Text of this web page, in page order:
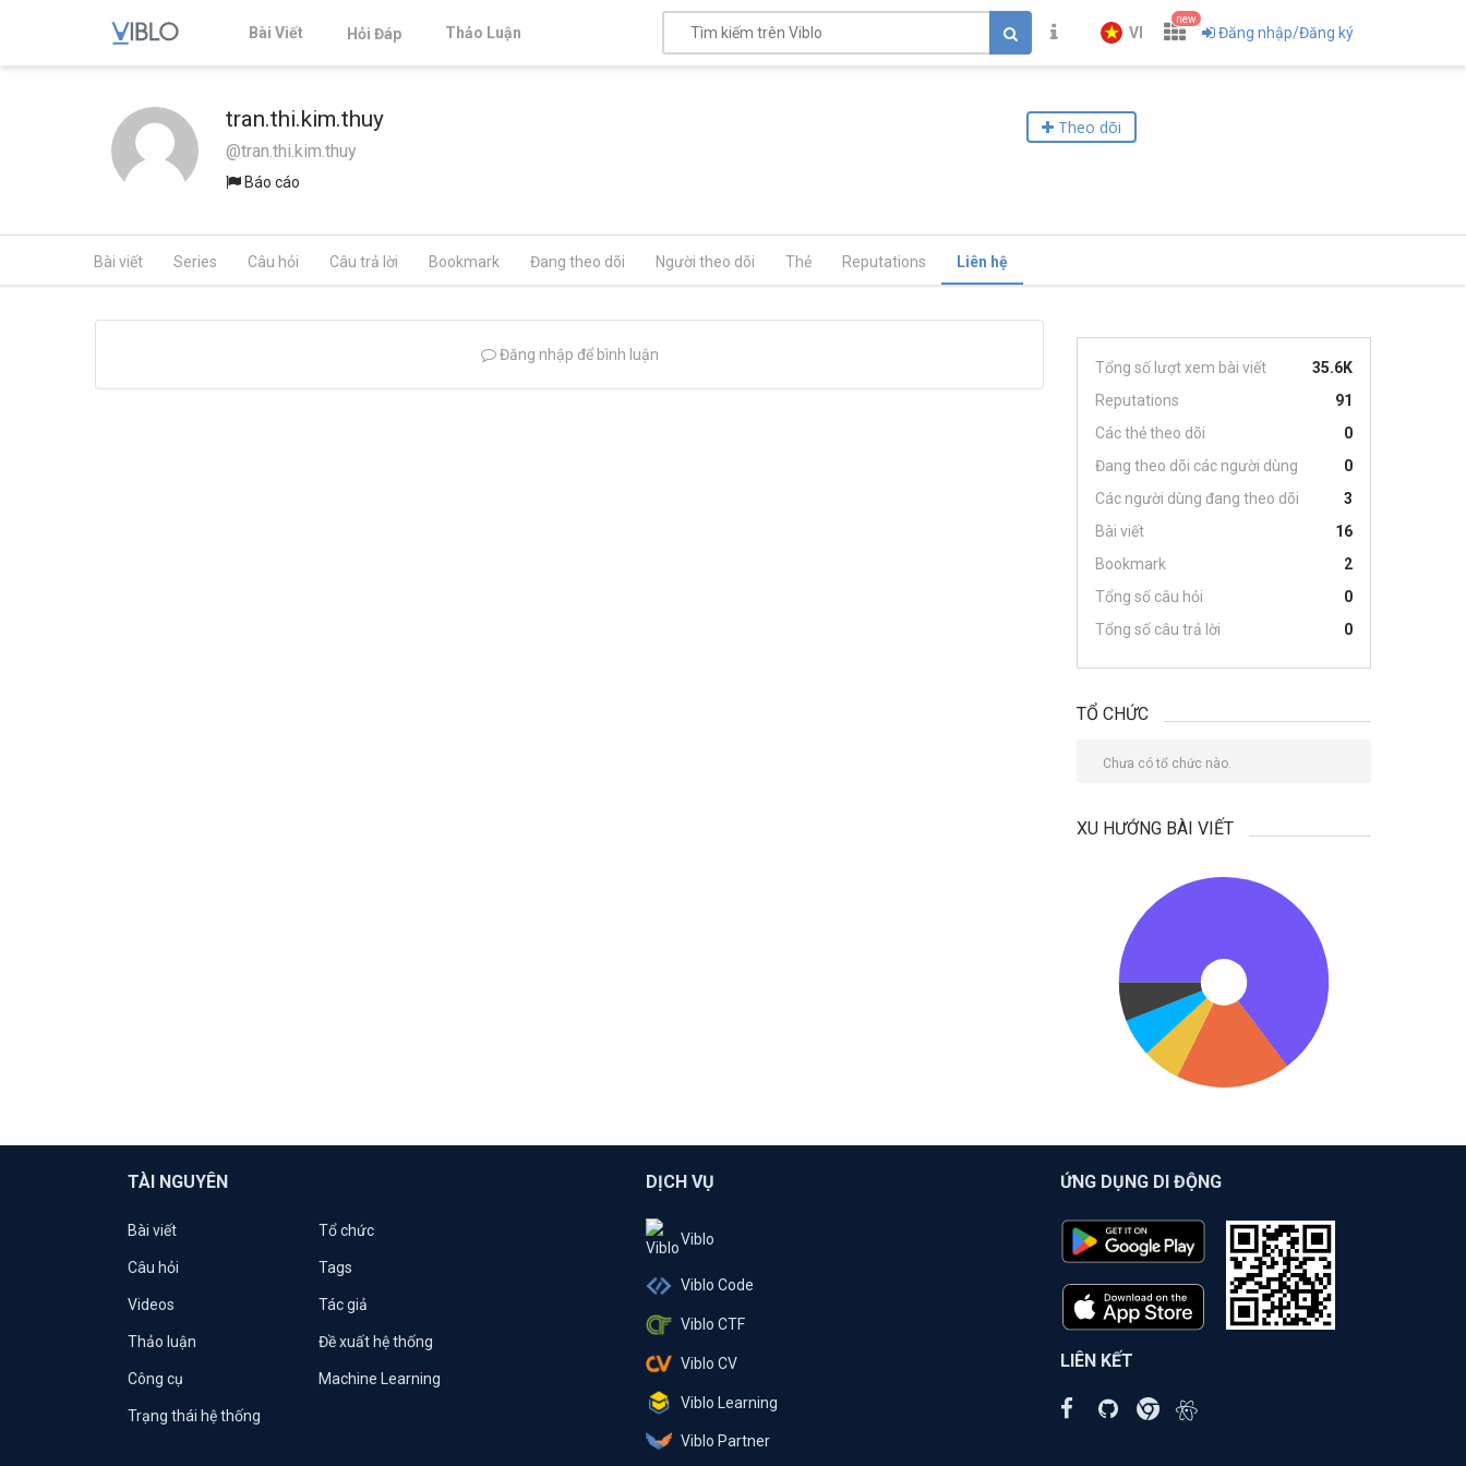
Bài Viết Hỏi Đáp Thảo Luận VI
new
Đăng nhập/Đăng ký
tran.thi.kim.thuy
@tran.thi.kim.thuy
Báo cáo
Theo dõi
Bài viết Series Câu hỏi Câu trả lời Bookmark Đang theo dõi Người theo dõi Thẻ Reputations Liên hệ
Đăng nhập để bình luận
Tổng số lượt xem bài viết
35.6K
Reputations
91
Các thẻ theo dõi
0
Đang theo dõi các người dùng
0
Các người dùng đang theo dõi
3
Bài viết
16
Bookmark
2
Tổng số câu hỏi
0
Tổng số câu trả lời
0
TỔ CHỨC
Chưa có tổ chức nào.
XU HƯỚNG BÀI VIẾT
TÀI NGUYÊN
Bài viết Tổ chức
Câu hỏi Tags
Videos Tác giả
Thảo luận Đề xuất hệ thống
Công cụ Machine Learning
Trạng thái hệ thống
DỊCH VỤ
Viblo
Viblo Code
Viblo CTF
Viblo CV
Viblo Learning
Viblo Partner
ỨNG DỤNG DI ĐỘNG
LIÊN KẾT